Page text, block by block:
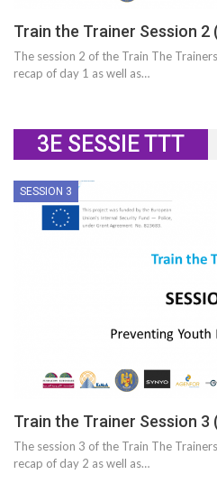
Train the Trainer Session 2
The session 2 of the Train The
recap of day 1 as well as…
3E SESSIE TTT
SESSION 3
Train the Trainer Session 3
The session 3 of the Train The
recap of day 2 as well as…